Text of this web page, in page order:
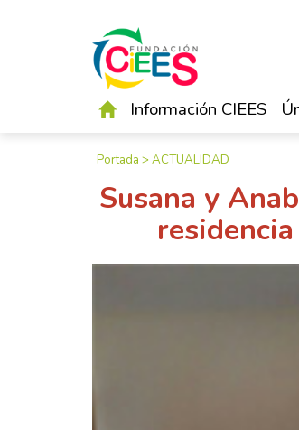
Información CIEES
Portada >ACTUALIDAD
Susana y